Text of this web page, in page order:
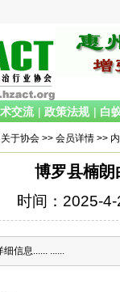
交流 | 政策法规 | 白
关于协会 >> 会员详情 >>
博罗县楠朗
时间：2025-
细信息...... ......